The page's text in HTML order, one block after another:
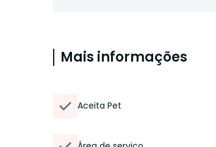
Mais informações
Aceita Pet